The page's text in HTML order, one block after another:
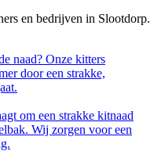
en bedrijven in Slootdorp.
naad? Onze kitters
door een strakke,
om een strakke kitnaad
Wij zorgen voor een